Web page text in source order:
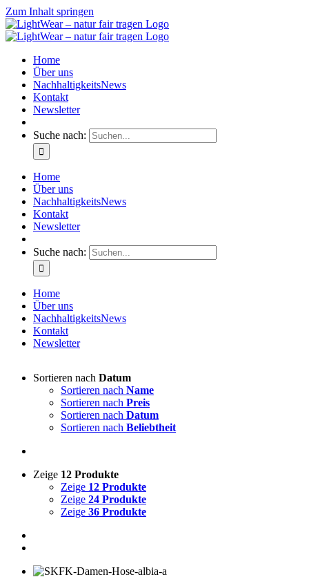
Zum Inhalt springen
Home
Über uns
NachhaltigkeitsNews
Kontakt
Newsletter
Suche nach:
Home
Über uns
NachhaltigkeitsNews
Kontakt
Newsletter
Suche nach:
Home
Über uns
NachhaltigkeitsNews
Kontakt
Newsletter
Sortieren nach Datum
Sortieren nach Name
Sortieren nach Preis
Sortieren nach Datum
Sortieren nach Beliebtheit
Zeige 12 Produkte
Zeige 12 Produkte
Zeige 24 Produkte
Zeige 36 Produkte